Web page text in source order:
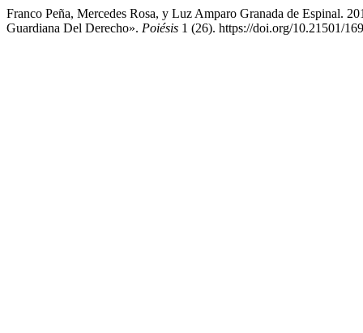
Franco Peña, Mercedes Rosa, y Luz Amparo Granada de Espinal.
Guardiana Del Derecho». Poiésis 1 (26). https://doi.org/10.21501/